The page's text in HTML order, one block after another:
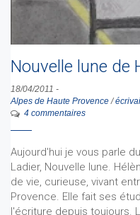
Nouvelle lune de
18/04/2011 -
Alpes de Haute Provence/
4 commentaires
Aujourd'hui je vous parle
Ladier, Nouvelle lune.
de vie, curieuse, vivant
Provence. Elle fait ses
l'écriture depuis toujours.